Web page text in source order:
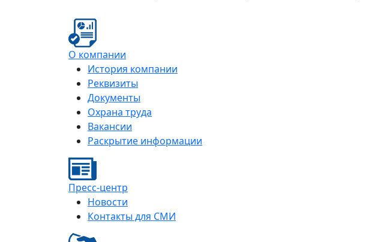
О компании
История компании
Реквизиты
Документы
Охрана труда
Вакансии
Раскрытие информации
Пресс-центр
Новости
Контакты для СМИ